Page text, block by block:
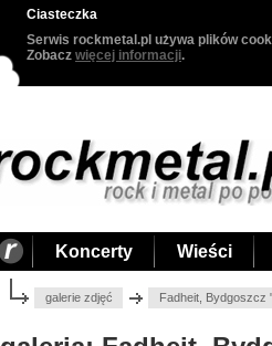
Ciasteczka
Serwis rockmetal.pl używa plików
Zobacz więcej informacji.
Koncerty Wieści
galerie zdjęć Fadheit, Bydgoszcz